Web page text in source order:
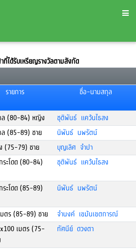
ได้รับเหรียญรางวัลตามสังกัด
รายการ ชื่อ-นามสกุล
ล (80-84) หญิง
ชุติพันธ์ แคว้นไธสง
ล (85-89) ชาย
นิพันธ์ นพรัตน์
(75-79) ชาย
บุญเลิศ จำปา
ระโดด (80-84)
ชุติพันธ์ แคว้นไธสง
ระโดด (85-89)
นิพันธ์ นพรัตน์
ตร (85-89) ชาย
จำนงค์ เขม้นเขตการณ์
เมตร (75-
ทัศนีย์ ดวงตา